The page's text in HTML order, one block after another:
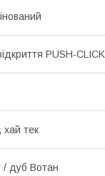
PUSH-CLICK
хай тек
/ дуб Вотан